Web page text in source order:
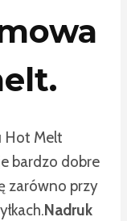
Hot Melt
bardzo dobre
zarówno przy
Nadruk